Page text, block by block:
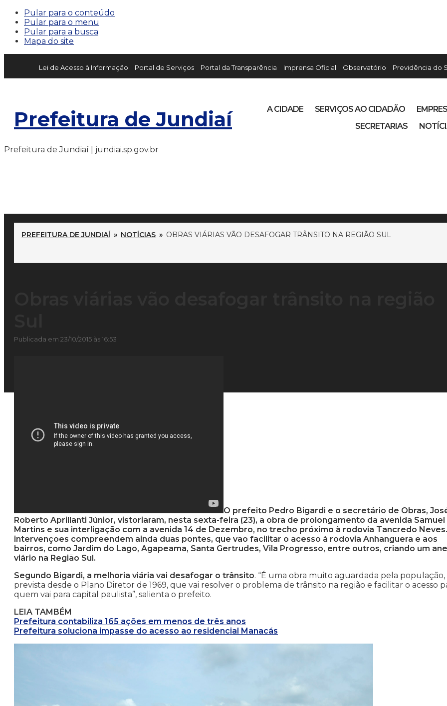
Pular para o conteúdo
Pular para o menu
Pular para a busca
Mapa do site
Lei de Acesso à Informação Portal de Serviços Portal da Transparência Imprensa Oficial Observatório Previdência do
Prefeitura de Jundiaí A CIDADE SERVIÇOS AO CIDADÃO
SECRETARIAS
Prefeitura de Jundiaí | jundiai.sp.gov.br
PREFEITURA DE JUNDIAÍ » NOTÍCIAS » OBRAS VIÁRIAS VÃO DESAFOGAR TRÂNSITO NA REGIÃO SUL
Publicada em 23/10/2015 às 16:53
O prefeito Pedro Bigardi e o secretário de Obras,
Roberto Aprillanti Júnior, vistoriaram, nesta sexta-feira (23), a obra de prolongamento da avenida Samuel
Martins e sua interligação com a avenida 14 de Dezembro, no trecho próximo à rodovia Tancredo
intervenções compreendem ainda duas pontes, que vão facilitar o acesso à rodovia Anhanguera e aos
bairros, como Jardim do Lago, Agapeama, Santa Gertrudes, Vila Progresso, entre outros, criando um
viário na Região Sul.
Segundo Bigardi, a melhoria viária vai desafogar o trânsito. “É uma obra muito aguardada pela população,
prevista desde o Plano Diretor de 1969, que vai resolver o problema de trânsito na região e facilitar o acesso
quem vai para capital paulista”, salienta o prefeito.
LEIA TAMBÉM
Prefeitura contabiliza 165 ações em menos de três anos
Prefeitura soluciona impasse do acesso ao residencial Manacás